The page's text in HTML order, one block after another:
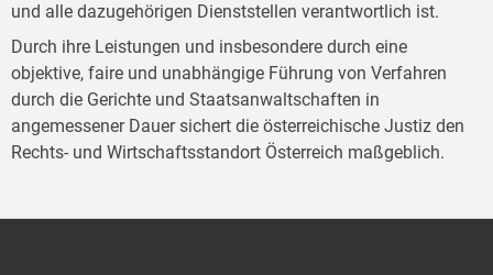
und alle dazugehörigen Dienststellen verantwortlich ist.
Durch ihre Leistungen und insbesondere durch eine
objektive, faire und unabhängige Führung von Verfahren
durch die Gerichte und Staatsanwaltschaften in
angemessener Dauer sichert die österreichische Justiz den
Rechts- und Wirtschaftsstandort Österreich maßgeblich.